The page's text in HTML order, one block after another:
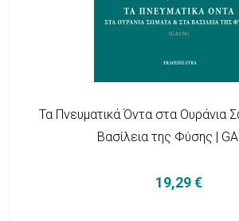
Τα Πνευματικά Όντα στα Ουράνια
Βασίλεια της Φύσης |
19,29 €